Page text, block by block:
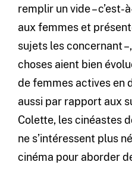
remplir un vide –
aux femmes et
sujets les concernant
choses aient bien
de femmes actives en
aussi par rapport aux
Colette, les cinéastes
ne s’intéressent plus
cinéma pour aborder